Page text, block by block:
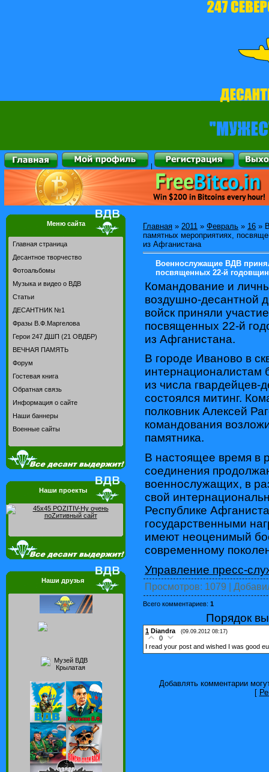
|
Меню сайта
Главная страница
Десантное творчество
Фотоальбомы
Музыка и видео о ВДВ
Статьи
ДЕСАНТНИК №1
Фразы В.Ф.Маргелова
Герои 247 ДШП (21 ОВДБР)
ВЕЧНАЯ ПАМЯТЬ
Форум
Гостевая книга
Обратная связь
Информация о сайте
Наши баннеры
Военные сайты
Наши проекты
Наши друзья
Главная » 2011 » Февраль » 16 »
памятных мероприятиях,
из Афганистана
Военнослужащие ВДВ
посвященных 22-й
Командование и
воздушно-десантной
войск приняли
посвященных 22-й
из Афганистана.
В городе Иваново в
интернационалистам
из числа гвардейцев-
состоялся митинг.
полковник Алексей
командования
памятника.
В настоящее время в
соединения
военнослужащих, в
свой
Республике
государственными
имеют неоценимый
современному
Управление пресс-
Просмотров: 1079 |
Всего комментариев: 1
Порядок
1 Diandra (09.09.2012 08:17)
0
I read your post and wished I was good
Добавлять комментарии
[